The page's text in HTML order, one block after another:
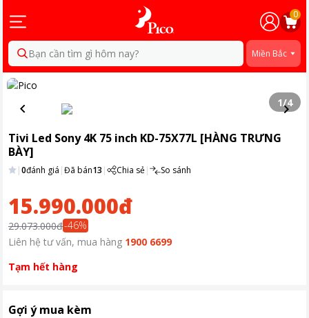
0
Bạn cần tìm gì hôm nay? Miền Bắc
1/4
Tivi Led Sony 4K 75 inch KD-75X77L [HÀNG TRƯNG
BÀY]
|0đánh giá |Đã bán13 | Chia sẻ| So sánh
15.990.000đ
29.073.000đ-46%
Liên hệ tư vấn, mua hàng 1900 6699
Tạm hết hàng
Gợi ý mua kèm